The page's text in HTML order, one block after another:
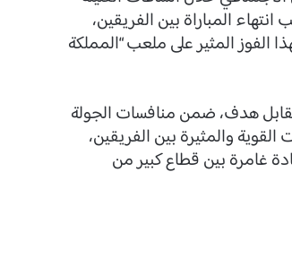
المباراة بين الفريقين،
الفوز المثير على ملعب “المملكة
هدف، ضمن منافسات الجولة
والمثيرة بين الفريقين،
غامرة بين قطاع كبير من